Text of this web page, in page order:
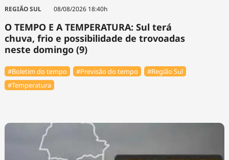
Cinema
Infraestrutura
REGIÃO SUL 08/08/2026 18:40h
O TEMPO E A TEMPERATURA: Sul terá
chuva, frio e possibilidade de trovoadas
neste domingo (9)
#Boletim do tempo #Previsão do tempo
#Região Sul
#Temperatura